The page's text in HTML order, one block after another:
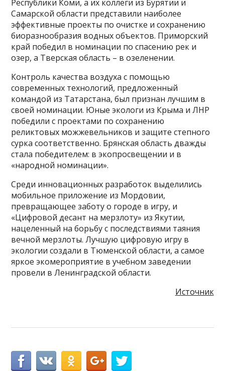
Республики Коми, а их коллеги из Бурятии и
Самарской области представили наиболее
эффективные проекты по очистке и сохранению
биоразнообразия водных объектов. Приморский
край победил в номинации по спасению рек и
озер, а Тверская область – в озеленении.
Контроль качества воздуха с помощью
современных технологий, предложенный
командой из Татарстана, был признан лучшим в
своей номинации. Юные экологи из Крыма и ЛНР
победили с проектами по сохранению
реликтовых можжевельников и защите степного
сурка соответственно. Брянская область дважды
стала победителем: в экопросвещении и в
«народной номинации».
Среди инновационных разработок выделились
мобильное приложение из Мордовии,
превращающее заботу о городе в игру, и
«Цифровой десант на мерзлоту» из Якутии,
нацеленный на борьбу с последствиями таяния
вечной мерзлоты. Лучшую цифровую игру в
экологии создали в Тюменской области, а самое
яркое экомероприятие в учебном заведении
провели в Ленинградской области.
Источник